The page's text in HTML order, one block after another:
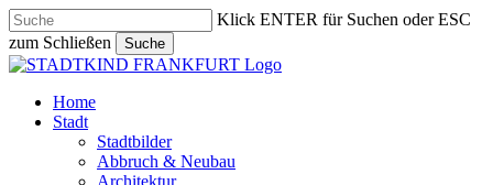
Skip
to
main
content
Klick ENTER für Suchen oder ESC
zum Schließen
Suche
Close
search
Menu
Home
Stadt
Stadtbilder
Abbruch & Neubau
Architektur